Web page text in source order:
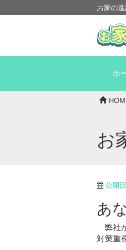
お家の
ホ
お
公開日
あ
弊社
対策重